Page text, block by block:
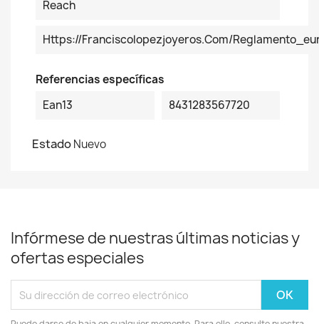
Reach
Https://franciscolopezjoyeros.com/
Referencias específicas
Ean13
8431283567720
EstadoNuevo
Infórmese de nuestras últimas noticias y
ofertas especiales